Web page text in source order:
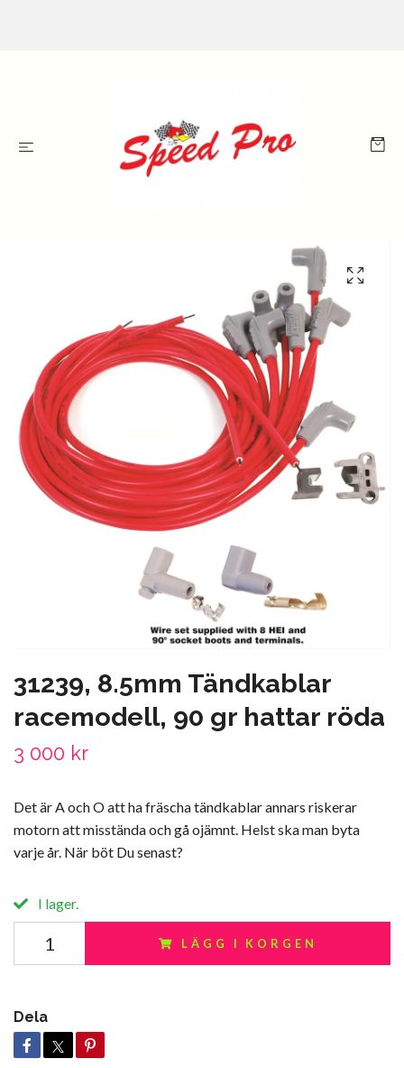
31239, 8.5mm Tändkablar
racemodell, 90 gr hattar röda
3 000 kr
Det är A och O att ha fräscha tändkablar annars riskerar
motorn att misstända och gå ojämnt. Helst ska man byta
varje år. När böt Du senast?
I lager.
LÄGG I KORGEN
Dela